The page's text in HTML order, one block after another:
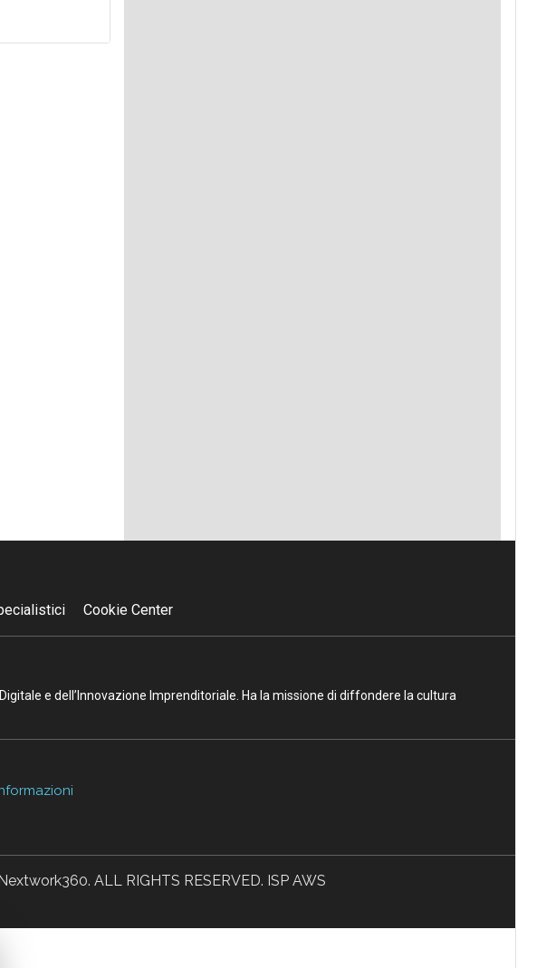
Cookie Center
e dell’Innovazione Imprenditoriale. Ha la missione di diffondere la cultura
ALL RIGHTS RESERVED. ISP AWS